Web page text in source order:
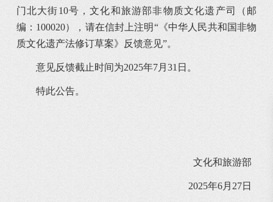
门北大街10号，文化和旅游部非物质文化遗产司（邮
编：100020），请在信封上注明“《中华人民共和国非物
质文化遗产法修订草案》反馈意见”。
意见反馈截止时间为2025年7月31日。
特此公告。
文化和旅游部
2025年6月27日